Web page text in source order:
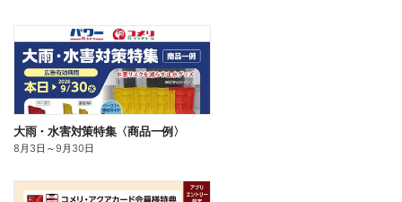
大雨・水害対策特集〈商品一例〉
8月3日 ～9月30日